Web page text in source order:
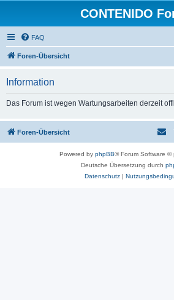
CONTENIDO
FAQ
Foren-Übersicht
Information
Das Forum ist wegen Wartungsarbeiten derzeit
Foren-Übersicht
Powered by phpBB® Forum Software ©
Deutsche Übersetzung durch
Datenschutz|